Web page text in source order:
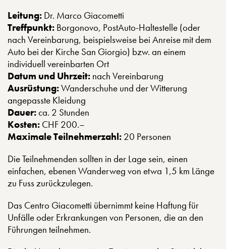
Leitung: Dr. Marco Giacometti
Treffpunkt: Borgonovo, PostAuto-Haltestelle (oder
nach Vereinbarung, beispielsweise bei Anreise mit dem
Auto bei der Kirche San Giorgio) bzw. an einem
individuell vereinbarten Ort
Datum und Uhrzeit: nach Vereinbarung
Ausrüstung:Wanderschuhe und der Witterung
angepasste Kleidung
Dauer:ca. 2 Stunden
Kosten: CHF 200.–
Maximale Teilnehmerzahl: 20 Personen
Die Teilnehmenden sollten in der Lage sein, einen
einfachen, ebenen Wanderweg von etwa 1,5 km Länge
zu Fuss zurückzulegen.
Das Centro Giacometti übernimmt keine Haftung für
Unfälle oder Erkrankungen von Personen, die an den
Führungen teilnehmen.